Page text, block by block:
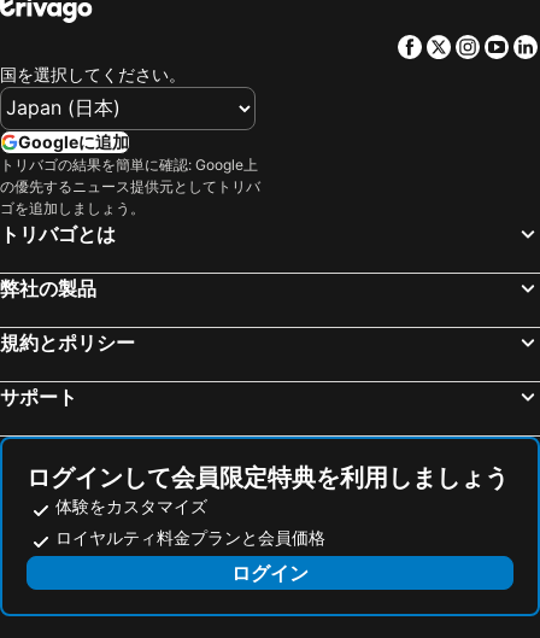
Keleti Train Station
ホーフブルク宮殿
Favoriten
Nyugati Railway Station
Landstraße
Neubau
Kálvin tér metro station
7th District
Déli Train Station
Riviéra
Secession
Bahnhof Wien Praterstern
Sankt Anton von Padua Wien 15
G3 Shopping Resort Gerasdorf
Autobusni Kolodvor Zagreb
イシュトハーン大聖堂
Ringstrasse
美術史博物館
Táborhegy
Nivy
Main square
Siofok water tower
Facebook
Twitter
国を選択してください。
Googleに追加
トリバゴの結果を簡単に確認: Google上
の優先するニュース提供元としてトリバ
ゴを追加しましょう。
トリバゴとは
弊社の製品
規約とポリシー
サポート
ログインして会員限定特典を利用しましょう
体験をカスタマイズ
ロイヤルティ料金プランと会員価格
ログイン